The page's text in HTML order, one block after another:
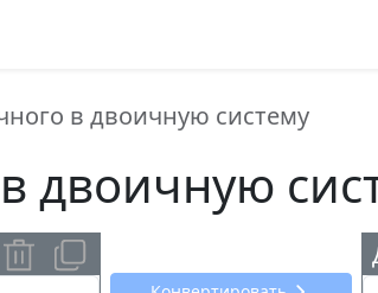
в двоичную систему
двоичную